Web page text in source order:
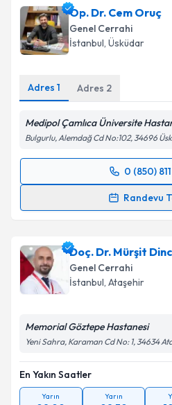
Op. Dr. Cem Oruç
Genel Cerrahi
İstanbul, Üsküdar
Adres 1 Adres 2
Medipol Çamlıca Üniversite
Bulgurlu, Alemdağ Cd No:102, 34696
0 (850)
Randevu
Randevu Takvimi
takvim hazırlandığında e-
E-posta Adresiniz
Kişisel verilerimin
Metni'ni okudum ve
kapsamda işlenmesini
Doç. Dr. Mürşit
Genel Cerrahi
İstanbul, Ataşehir
Memorial Göztepe Hastanesi
Yeni Sahra, Karaman Cd No: 1, 34634
En Yakın Saatler
Yarın Yarın